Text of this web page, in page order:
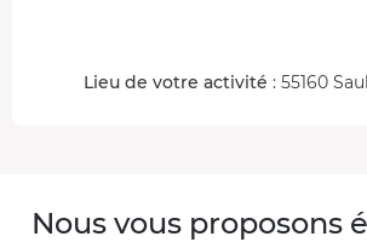
Lieu de votre activité : 55160
Nous vous proposons